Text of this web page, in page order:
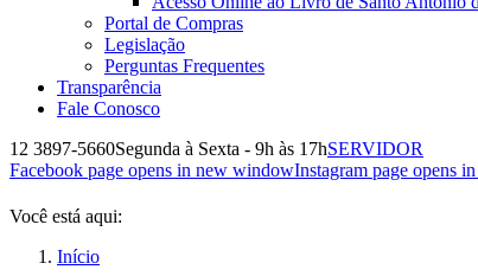
Portal de Compras
Legislação
Perguntas Frequentes
Transparência
Fale Conosco
12 3897-5660Segunda à Sexta - 9h às 17hSERVIDOR
Facebook page opens in new windowInstagram page opens
Você está aqui:
Início